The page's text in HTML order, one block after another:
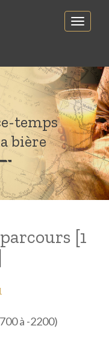
temps
bière
[1
à -2200)